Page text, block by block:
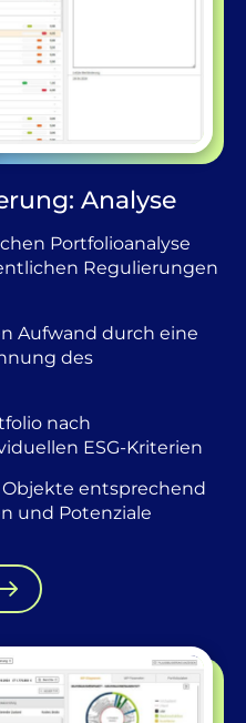
Analyse
Portfolioanalyse
Regulierungen
Aufwand durch eine
des
nach
ESG-Kriterien
Objekte entsprechend
und Potenziale